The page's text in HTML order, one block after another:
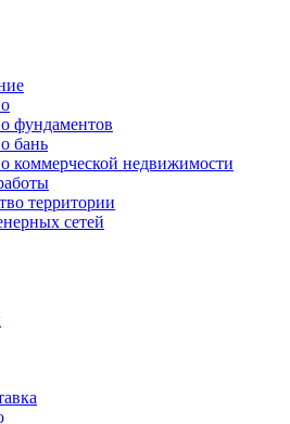
фундаментов
бань
коммерческой недвижимости
территории
сетей